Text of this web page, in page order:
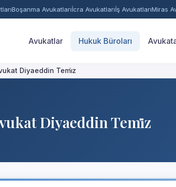
Boşanma Avukatlarıİcra Avukatlarıİş AvukatlarıMiras
Avukatlar Hukuk Büroları
Diyaeddin Temi̇z
Diyaeddin Temi̇z